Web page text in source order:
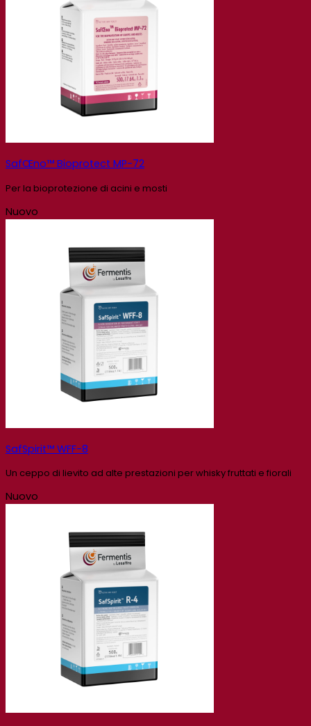
SafŒno™ Bioprotect MP-72
Per la bioprotezione di acini e mosti
Nuovo
SafSpirit™ WFF-8
Un ceppo di lievito ad alte prestazioni per whisky fruttati e fiorali
Nuovo